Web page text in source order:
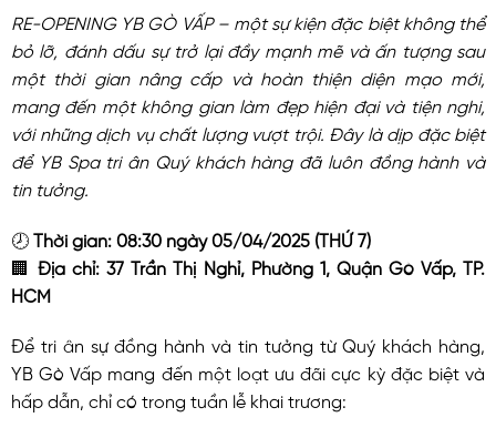
RE-OPENING YB GÒ VẤP – một sự kiện đặc biệt không thể
bỏ lỡ, đánh dấu sự trở lại đầy mạnh mẽ và ấn tượng sau
một thời gian nâng cấp và hoàn thiện diện mạo mới,
mang đến một không gian làm đẹp hiện đại và tiện nghi,
với những dịch vụ chất lượng vượt trội. Đây là dịp đặc biệt
để YB Spa tri ân Quý khách hàng đã luôn đồng hành và
tin tưởng.
🕗 Thời gian: 08:30 ngày 05/04/2025 (THỨ 7)
🏢Địa chỉ: 37 Trần Thị Nghỉ, Phường 1, Quận Gò Vấp, TP.
HCM
Để tri ân sự đồng hành và tin tưởng từ Quý khách hàng,
YB Gò Vấp mang đến một loạt ưu đãi cực kỳ đặc biệt và
hấp dẫn, chỉ có trong tuần lễ khai trương: